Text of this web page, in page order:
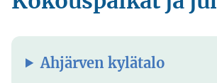
Ahjärven kylätalo